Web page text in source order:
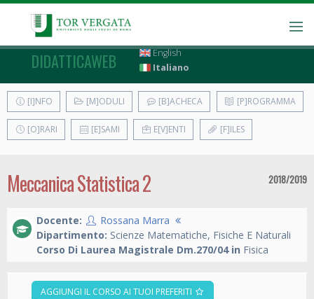
DIDATTICAWEB
English
Italiano
[I]NFO [M]ODULI [B]ACHECA [P]ROGRAMMA
[O]RARI [E]SAMI E[V]ENTI [F]ILES
Meccanica Statistica 2 2018/2019
Docente:
Rossana Marra
Dipartimento: Scienze Matematiche, Fisiche E Naturali
Corso Di Laurea Magistrale Dm.270/04 in Fisica
AGGIUNGI IL CORSO AI TUOI PREFERITI